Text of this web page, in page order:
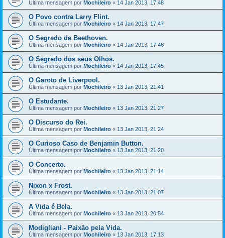
Última mensagem por Mochileiro « 14 Jan 2013, 17:48
O Povo contra Larry Flint.
Última mensagem por Mochileiro « 14 Jan 2013, 17:47
O Segredo de Beethoven.
Última mensagem por Mochileiro « 14 Jan 2013, 17:46
O Segredo dos seus Olhos.
Última mensagem por Mochileiro « 14 Jan 2013, 17:45
O Garoto de Liverpool.
Última mensagem por Mochileiro « 13 Jan 2013, 21:41
O Estudante.
Última mensagem por Mochileiro « 13 Jan 2013, 21:27
O Discurso do Rei.
Última mensagem por Mochileiro « 13 Jan 2013, 21:24
O Curioso Caso de Benjamin Button.
Última mensagem por Mochileiro « 13 Jan 2013, 21:20
O Concerto.
Última mensagem por Mochileiro « 13 Jan 2013, 21:14
Nixon x Frost.
Última mensagem por Mochileiro « 13 Jan 2013, 21:07
A Vida é Bela.
Última mensagem por Mochileiro « 13 Jan 2013, 20:54
Modigliani - Paixão pela Vida.
Última mensagem por Mochileiro « 13 Jan 2013, 17:13